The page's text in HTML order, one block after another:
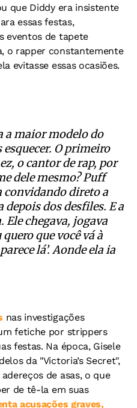
que Diddy era insistente
essas festas,
eventos de tapete
o rapper constantemente
evitasse essas ocasiões.
a maior modelo do
O primeiro
o cantor de rap, por
dele mesmo? Puff
convidando direto a
depois dos desfiles. E a
Ele chegava, jogava
que você vá à
lá’. Aonde ela ia
nas investigações
fetiche por strippers
festas. Na época, Gisele
da "Victoria’s Secret",
de asas, o que
de tê-la em suas
acusações graves,